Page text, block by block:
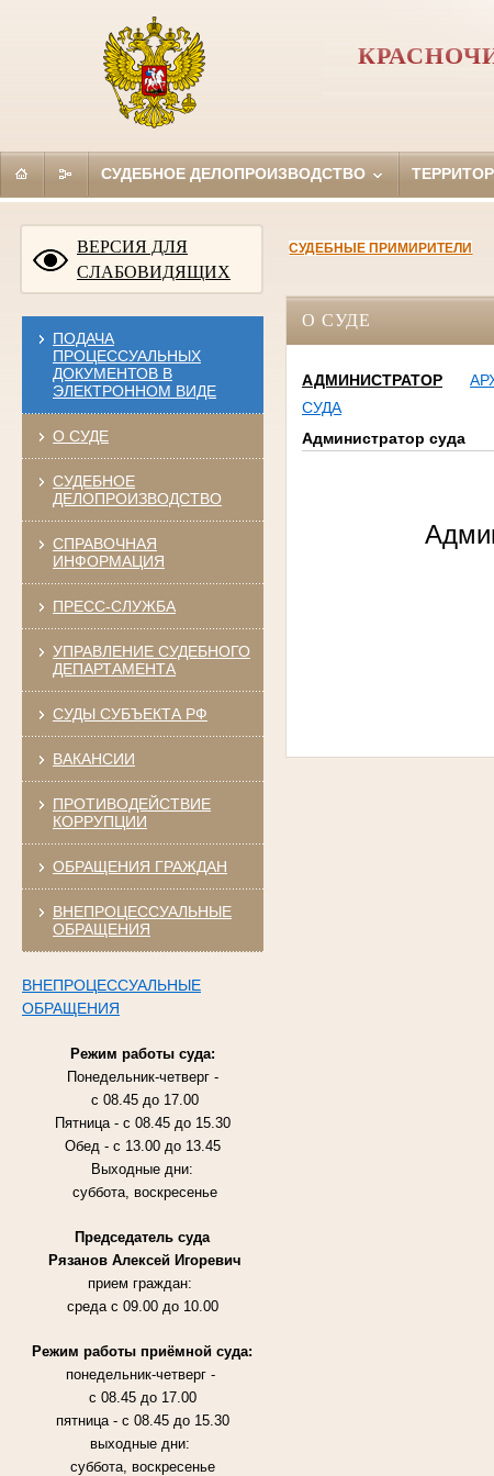
СУДЕБНОЕ ДЕЛОПРОИЗВОДСТВО
ВЕРСИЯ ДЛЯ
СЛАБОВИДЯЩИХ
ПОДАЧА
ПРОЦЕССУАЛЬНЫХ
ДОКУМЕНТОВ В
ЭЛЕКТРОННОМ ВИДЕ
О СУДЕ
СУДЕБНОЕ
ДЕЛОПРОИЗВОДСТВО
СПРАВОЧНАЯ
ИНФОРМАЦИЯ
ПРЕСС-СЛУЖБА
УПРАВЛЕНИЕ СУДЕБНОГО
ДЕПАРТАМЕНТА
СУДЫ СУБЪЕКТА РФ
ВАКАНСИИ
ПРОТИВОДЕЙСТВИЕ
КОРРУПЦИИ
ОБРАЩЕНИЯ ГРАЖДАН
ВНЕПРОЦЕССУАЛЬНЫЕ
ОБРАЩЕНИЯ
ВНЕПРОЦЕССУАЛЬНЫЕ
ОБРАЩЕНИЯ
Режим работы суда:
Понедельник-четверг -
с 08.45 до 17.00
Пятница - с 08.45 до 15.30
Обед - с 13.00 до 13.45
Выходные дни:
суббота, воскресенье
Председатель суда
Рязанов Алексей Игоревич
прием граждан:
среда с 09.00 до 10.00
Режим работы приёмной суда:
понедельник-четверг -
с 08.45 до 17.00
пятница - с 08.45 до 15.30
выходные дни:
суббота, воскресенье
СУДЕБНЫЕ ПРИМИРИТЕЛИ
О СУДЕ
АДМИНИСТРАТОР
СУДА
Администратор суда